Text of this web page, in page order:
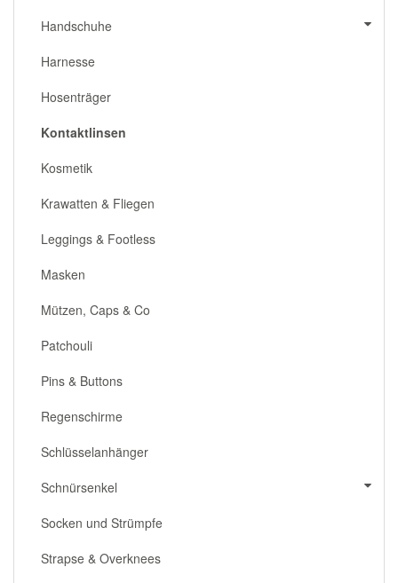
Handschuhe
Harnesse
Hosenträger
Kontaktlinsen
Kosmetik
Krawatten & Fliegen
Leggings & Footless
Masken
Mützen, Caps & Co
Patchouli
Pins & Buttons
Regenschirme
Schlüsselanhänger
Schnürsenkel
Socken und Strümpfe
Strapse & Overknees